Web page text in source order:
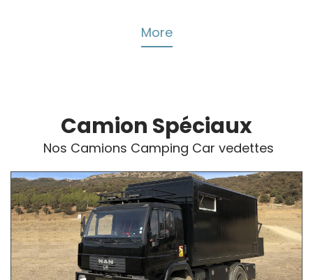
More
Camion Spéciaux
Nos Camions Camping Car vedettes